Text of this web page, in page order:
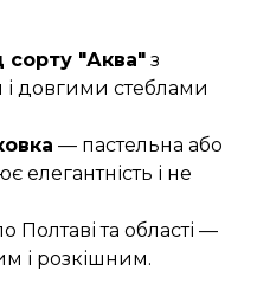
сорту "Аква" з
довгими стеблами
— пастельна або
елегантність і не
Полтаві та області —
і розкішним.